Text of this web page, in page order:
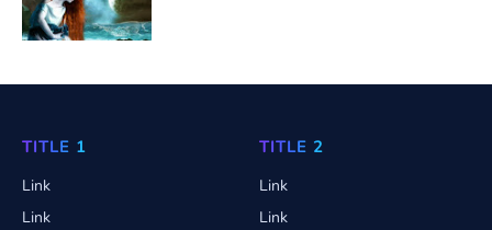
TITLE 1
Link
Link
TITLE 2
Link
Link